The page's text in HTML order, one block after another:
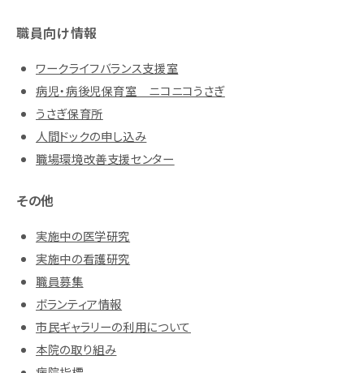
職員向け情報
ワークライフバランス支援室
病児・病後児保育室 ニコニコうさぎ
うさぎ保育所
人間ドックの申し込み
職場環境改善支援センター
その他
実施中の医学研究
実施中の看護研究
職員募集
ボランティア情報
市民ギャラリーの利用について
本院の取り組み